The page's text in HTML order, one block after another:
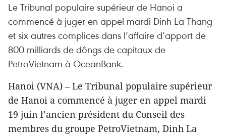
Le Tribunal populaire supérieur de Hanoi a
commencé à juger en appel mardi Dinh La Thang
et six autres complices dans l’affaire d’apport de
800 milliards de dôngs de capitaux de
PetroVietnam à OceanBank.
Hanoi (VNA) – Le Tribunal populaire supérieur
de Hanoi a commencé à juger en appel mardi
19 juin l’ancien président du Conseil des
membres du groupe PetroVietnam, Dinh La